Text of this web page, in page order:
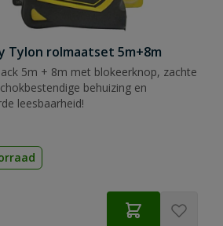
Tylon rolmaatset 5m+8m
5m + 8m met blokeerknop, zachte
behuizing en
leesbaarheid!